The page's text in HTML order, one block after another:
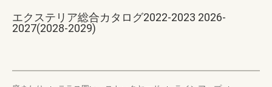
エクステリア総合カタログ2022-2023 2026-
2027(2028-2029)